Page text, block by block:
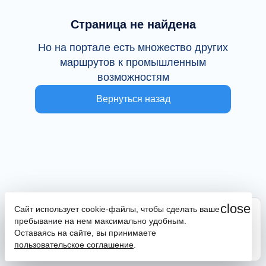
Страница не найдена
Но на портале есть множество других
маршрутов к промышленным
возможностям
Вернуться назад
close
Сайт использует cookie-файлы, чтобы сделать ваше
пребывание на нем максимально удобным.
Оставаясь на сайте, вы принимаете
пользовательское соглашение
Сайт находится в тестовой эксплуатации
В случае наличия ошибок или замечаний просим
сообщить на почтуpromportal@frpkk.ru
написать нам в чатилизаказать обратный звонок